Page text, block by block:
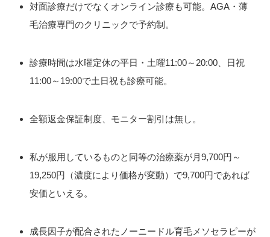
対面診療だけでなくオンライン診療も可能。AGA・薄
毛治療専門のクリニックで予約制。
診療時間は水曜定休の平日・土曜11:00～20:00、日祝
11:00～19:00で土日祝も診療可能。
全額返金保証制度、モニター割引は無し。
私が服用しているものと同等の治療薬が月9,700円～
19,250円（濃度により価格が変動）で9,700円であれば
安価といえる。
成長因子が配合されたノーニードル育毛メソセラピーが